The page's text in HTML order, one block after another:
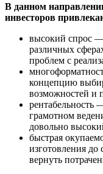
В данном
инвесторов
высокий спрос —
различных
проблем с
концепцию
возможностей и
рентабельность
грамотном
довольно
быстрая
изготовления до
вернуть